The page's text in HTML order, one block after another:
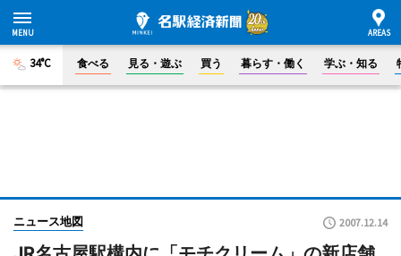
34°C 食べる 見る・遊ぶ 買う 暮らす・働く 学ぶ・知る
ニュース地図 2007.12.14